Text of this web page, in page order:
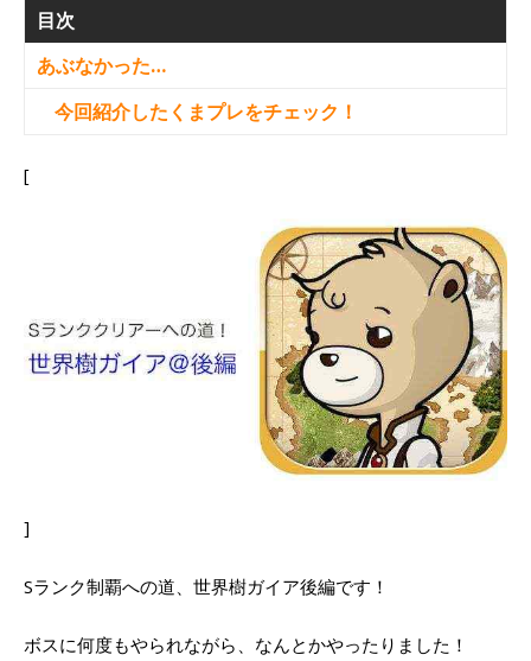
目次
あぶなかった…
今回紹介したくまプレをチェック！
[
]
Sランク制覇への道、世界樹ガイア後編です！
ボスに何度もやられながら、なんとかやったりました！